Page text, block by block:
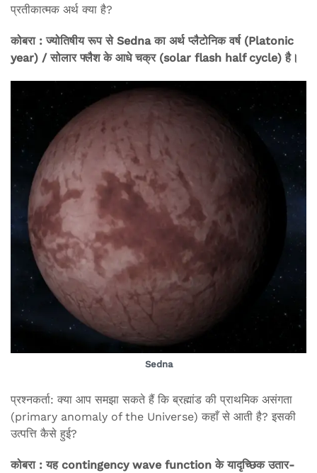
प्रतीकात्मक अर्थ क्या है?
कोबरा : ज्योतिषीय रूप से Sedna का अर्थ प्लैटोनिक वर्ष (Platonic
year) / सोलार फ्लैश के आधे चक्र (solar flash half cycle) है।
Sedna
प्रश्नकर्ता: क्या आप समझा सकते हैं कि ब्रह्मांड की प्राथमिक असंगता
(primary anomaly of the Universe) कहाँ से आती है? इसकी
उत्पत्ति कैसे हुई?
कोबरा : यह contingency wave function के यादृच्छिक उतार-